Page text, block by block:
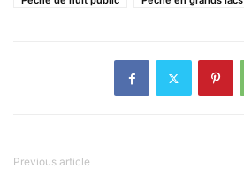
Previous article